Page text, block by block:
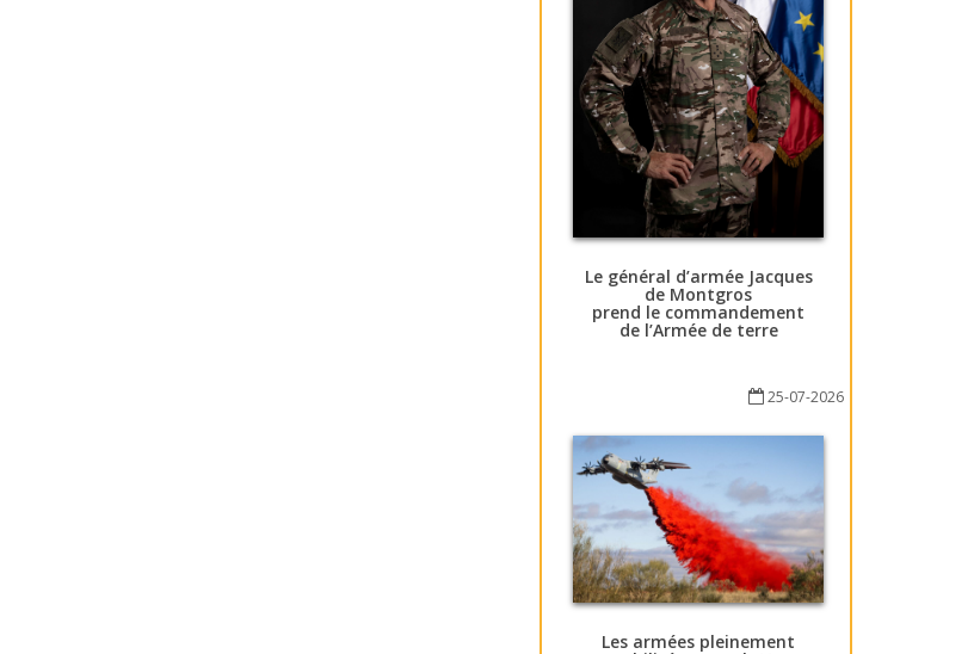
Le général d’armée Jacques
de Montgros
prend le commandement
de l’Armée de terre
25-07-2026
Les armées pleinement